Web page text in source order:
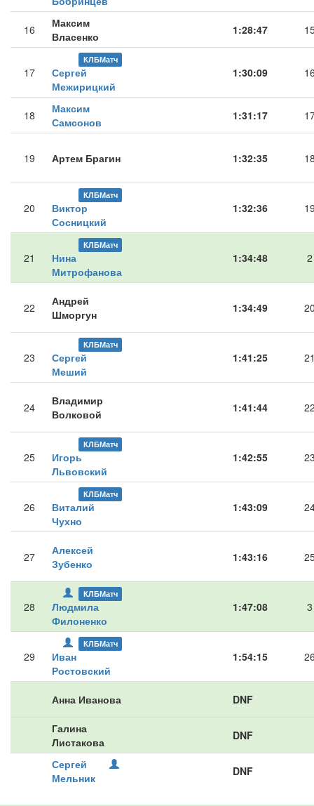
16
Максим
Власенко
1:28:47
17
КЛБМатч
Сергей
Межирицкий
1:30:09
18
Максим
Самсонов
1:31:17
19 Артем Брагин 1:32:35
20
КЛБМатч
Виктор
Сосницкий
1:32:36
21
КЛБМатч
Нина
Митрофанова
1:34:48 2
22
Андрей
Шморгун
1:34:49
23
КЛБМатч
Сергей
Меший
1:41:25
24
Владимир
Волковой
1:41:44
25
КЛБМатч
Игорь
Львовский
1:42:55
26
КЛБМатч
Виталий
Чухно
1:43:09
27
Алексей
Зубенко
1:43:16
28
КЛБМатч
Людмила
Филоненко
1:47:08 3
29
КЛБМатч
Иван
Ростовский
1:54:15
Анна Иванова DNF
Галина
Листакова
DNF
Сергей
Мельник
DNF